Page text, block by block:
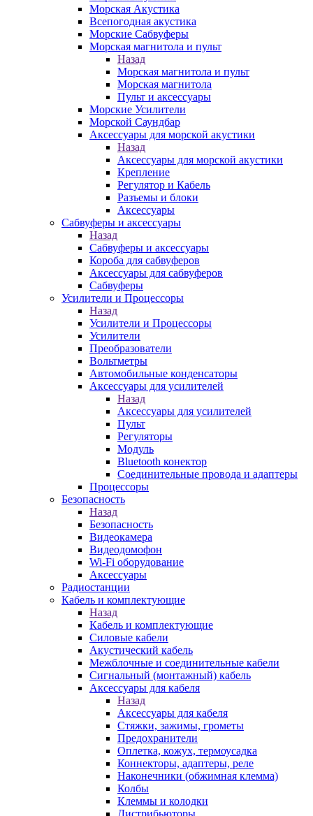
Морская Акустика
Всепогодная акустика
Морские Сабвуферы
Морская магнитола и пульт
Назад
Морская магнитола и пульт
Морская магнитола
Пульт и аксессуары
Морские Усилители
Морской Cаундбар
Аксессуары для морской акустики
Назад
Аксессуары для морской акустики
Крепление
Регулятор и Кабель
Разъемы и блоки
Аксессуары
Сабвуферы и аксессуары
Назад
Сабвуферы и аксессуары
Короба для сабвуферов
Аксессуары для сабвуферов
Сабвуферы
Усилители и Процессоры
Назад
Усилители и Процессоры
Усилители
Преобразователи
Вольтметры
Автомобильные конденсаторы
Аксессуары для усилителей
Назад
Аксессуары для усилителей
Пульт
Регуляторы
Модуль
Bluetooth конектор
Соединительные провода и адаптеры
Процессоры
Безопасность
Назад
Безопасность
Видеокамера
Видеодомофон
Wi-Fi оборудование
Аксессуары
Радиостанции
Кабель и комплектующие
Назад
Кабель и комплектующие
Силовые кабели
Акустический кабель
Межблочные и соединительные кабели
Сигнальный (монтажный) кабель
Аксессуары для кабеля
Назад
Аксессуары для кабеля
Стяжки, зажимы, грометы
Предохранители
Оплетка, кожух, термоусадка
Коннекторы, адаптеры, реле
Наконечники (обжимная клемма)
Колбы
Клеммы и колодки
Дистрибьюторы